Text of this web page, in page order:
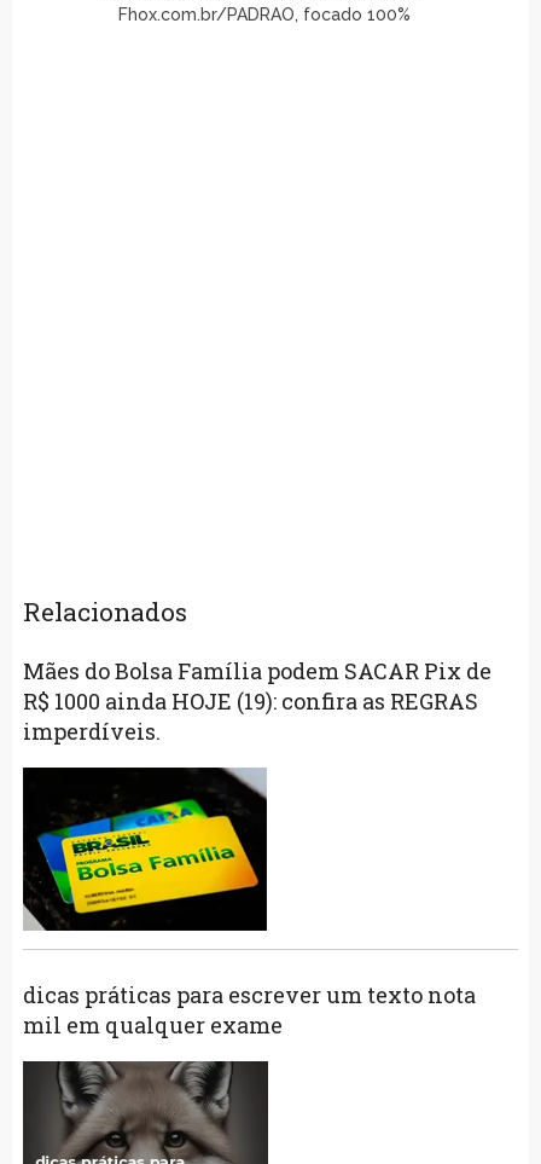
Fhox.com.br/PADRAO, focado 100%
Relacionados
Mães do Bolsa Família podem SACAR Pix de
R$ 1000 ainda HOJE (19): confira as REGRAS
imperdíveis.
dicas práticas para escrever um texto nota
mil em qualquer exame